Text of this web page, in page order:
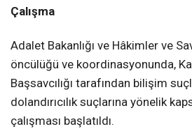
Çalışma
Adalet Bakanlığı ve Hâkimler ve
öncülüğü ve koordinasyonunda,
Başsavcılığı tarafından bilişim
dolandırıcılık suçlarına yönelik
çalışması başlatıldı.